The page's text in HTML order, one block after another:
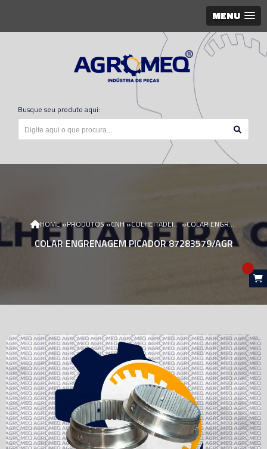
MENU
Busque seu produto aqui:
HOME»PRODUTOS»CNH» COLHEITADEIRA CNH » COLAR ENGRENAGEM PICADOR 87283579/AGR
COLAR ENGRENAGEM PICADOR 87283579/AGR